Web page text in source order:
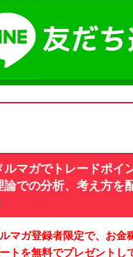
ルマガでトレードポイ
論での分析、考え方を
マガ登録者限定で、お金
トを無料でプレゼントし